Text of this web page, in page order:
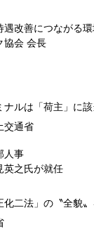
遇改善につながる
協会 会長
ナルは「荷主」に該
交通省
人事
英之氏が就任
化二法」の〝全貌〟